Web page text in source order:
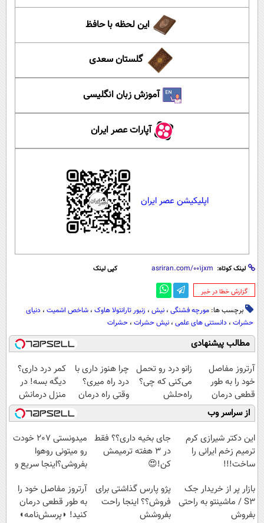
این لحظه با حافظ
گلستان سعدی
آموزش زبان انگلیسی
آپارات عصر ایران
اپلیکیشن عصر ایران
لینک کوتاه: کپی لینک
‌گزارش خطا در خبر
برچسب ها: مورچه فشنگی ، نیش ، زنبور تارانتولا هاوک ، شاخص اشمیت ، دنیای
حشرات ، دانستنی های علمی ، نیش حشرات ، حشرات
مطالب پیشنهادی
آرتروز مفاصل
خود را به طور
قطعی درمان
کنید!
◗پرسش‌نامه◖
زانو درد رو تحمل
می‌کنی که چی؟
راه‌حلش
همین‌جاست!
چرا هنوز داری با
درد راه میری؟
وقتی راه درمان
جلو پاته!
کمر درد داری؟
دیگه بسه! در
منزل درمانش
کن
(◀پرسش‌نامه)
از سراسر وب
این دکتر شیرازی کرم
ترمیم زخم ایرانی را
ساخت!!!
جای بخیه داری؟؟ فقط
در 3 هفته ترمیمش
کن!😍
میدونستی 207 خودت
رو میتونی روهوا
بفروشی؟اینجا سریع و
بازار پر از خریدار جک
S3 / ماشینتو به راحتی
بفروش
پژو پارس گذاشتی برای
فروش؟؟ اینجا راحت
بفروشش
آرتروز مفاصل خود را
به طور قطعی درمان
کنید! ◗پرسش‌نامه◖